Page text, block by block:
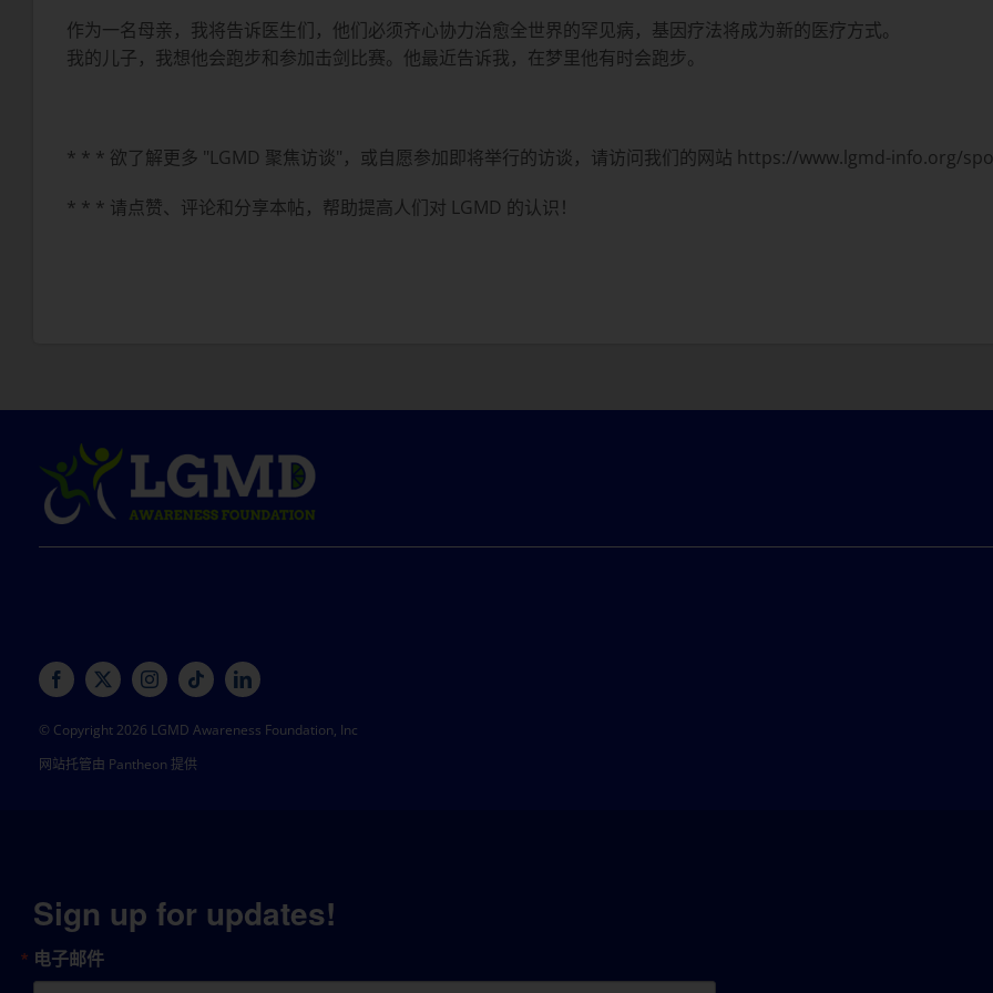
作为一名母亲，我将告诉医生们，他们必须齐心协力治愈全世界的罕见病，基因疗法将成为新的医疗方式。
我的儿子，我想他会跑步和参加击剑比赛。他最近告诉我，在梦里他有时会跑步。
* * * 欲了解更多 "LGMD 聚焦访谈"，或自愿参加即将举行的访谈，请访问我们的网站 https://www.lgmd-info.org/
* * * 请点赞、评论和分享本帖，帮助提高人们对 LGMD 的认识！
© Copyright 2026 LGMD Awareness Foundation, Inc
网站托管由 Pantheon 提供
Sign up for updates!
电子邮件